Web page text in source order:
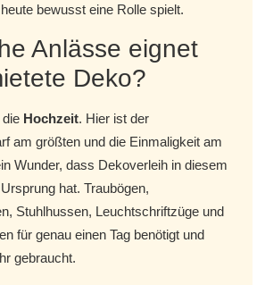
bewusst eine Rolle spielt.
Anlässe eignet
Deko?
Hochzeit. Hier ist der
am größten und die Einmaligkeit am
Wunder, dass Dekoverleih in diesem
hat. Traubögen,
Stuhlhussen, Leuchtschriftzüge und
für genau einen Tag benötigt und
gebraucht.